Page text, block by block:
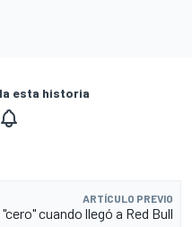
esta historia
ARTÍCULO PREVIO
cuando llegó a Red Bull